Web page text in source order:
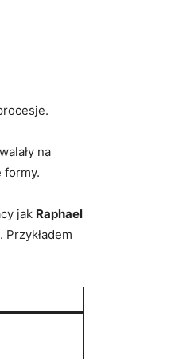
na
formy.
jak Raphael